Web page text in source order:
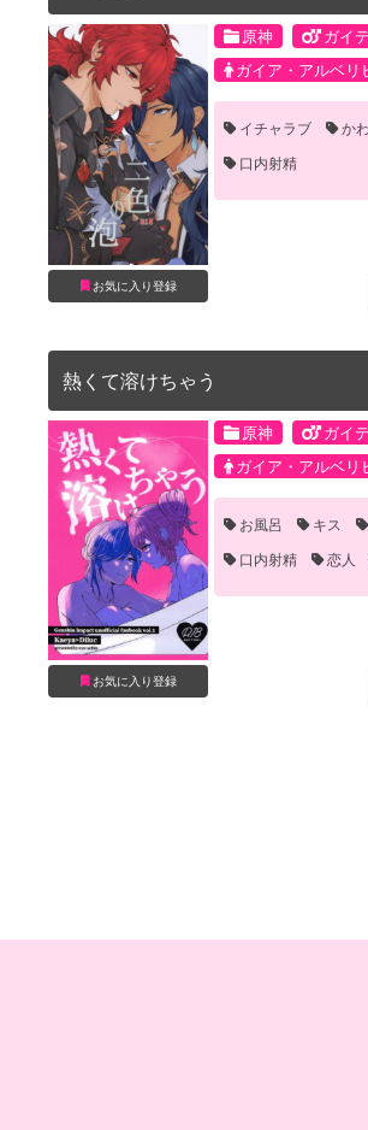
お気に入り登録
原神
ガイ
ガイア・アルベリ
ディルック・ラグ
イチャラブ か
口内射精
熱くて溶けちゃう
お気に入り登録
原神
ガイ
ガイア・アルベリ
ディルック・ラグ
お風呂 キス
口内射精
恋人